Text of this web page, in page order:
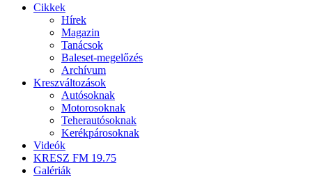
Cikkek
Hírek
Magazin
Tanácsok
Baleset-megelőzés
Archívum
Kreszváltozások
Autósoknak
Motorosoknak
Teherautósoknak
Kerékpárosoknak
Videók
KRESZ FM 19.75
Galériák